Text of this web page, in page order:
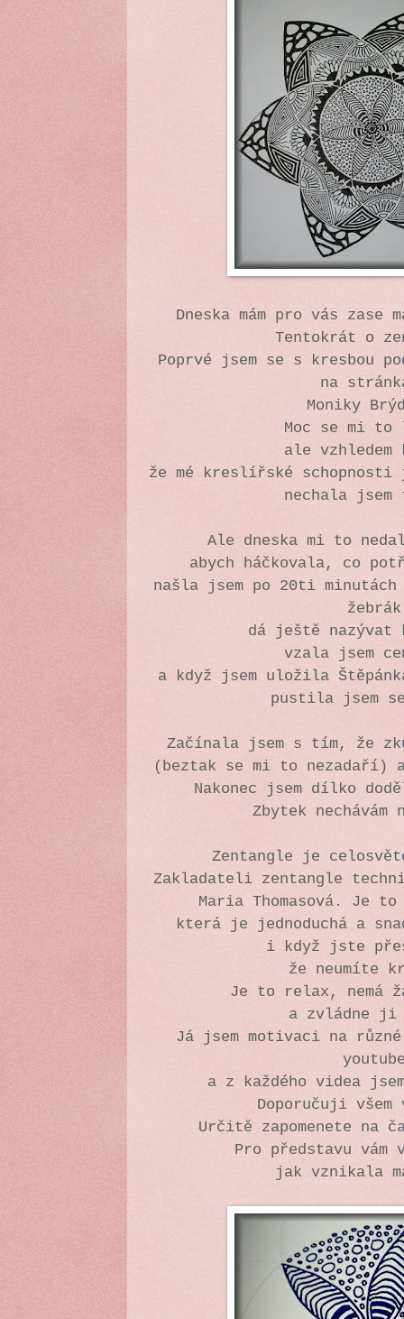
Dneska mám pro vás
Tentokrát o
Poprvé jsem se s kresbou
na
Moniky
Moc se mi
ale
že mé kreslířské
nechala
Ale dneska mi to
abych háčkovala, co
našla jsem po 20ti
dá ještě
vzala jsem
a když jsem uložila
pustila jsem
Začínala jsem s tím, že
(beztak se mi to nezadaří)
Nakonec jsem dílko
Zbytek
Zentangle je
Zakladateli zentangle
Maria Thomasová. Je
která je jednoduchá a
i když jste
že neumíte
Je to relax, nemá
a zvládne ji
Já jsem motivaci na
a z každého videa
Doporučuji
Určitě zapomenete na
Pro představu vám
jak vznikala